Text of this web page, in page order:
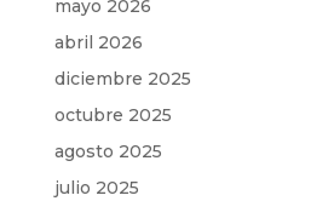
mayo 2026
abril 2026
diciembre 2025
octubre 2025
agosto 2025
julio 2025